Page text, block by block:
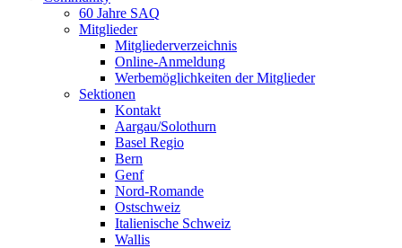
60 Jahre SAQ
Mitglieder
Mitgliederverzeichnis
Online-Anmeldung
Werbemöglichkeiten der Mitglieder
Sektionen
Kontakt
Aargau/Solothurn
Basel Regio
Bern
Genf
Nord-Romande
Ostschweiz
Italienische Schweiz
Wallis